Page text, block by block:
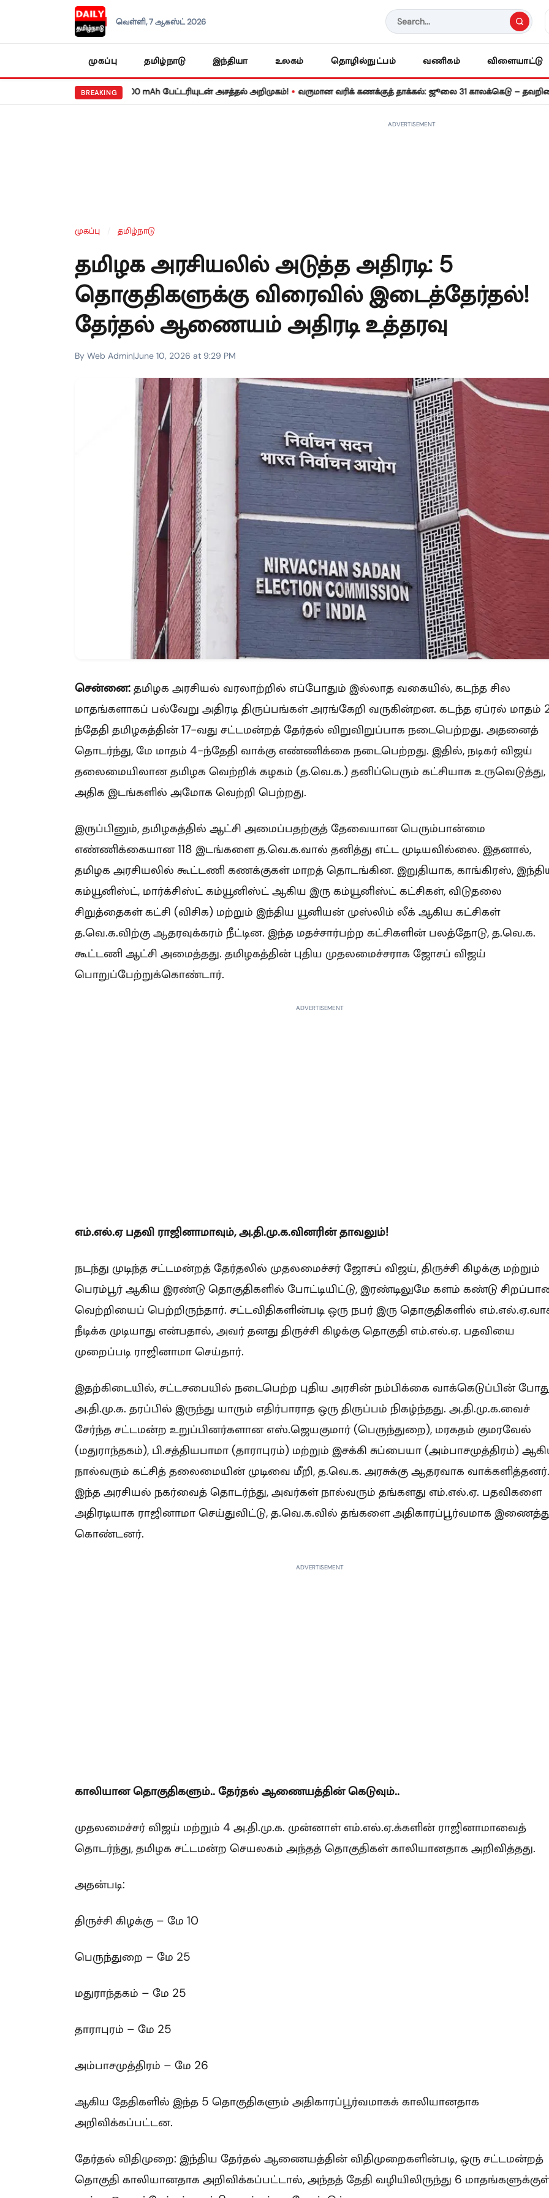
வெள்ளி, 7 ஆகஸ்ட் 2026
முகப்பு தமிழ்நாடு இந்தியா உலகம் தொழில்நுட்பம் வணிகம் விளையாட்டு
BREAKING
நோட் 17 5ஜி: 8,000 mAh பேட்டரியுடன் அசத்தல் அறிமுகம்! • வருமான வரிக் கணக்குத் தாக்கல்: ஜூலை 31 காலக்கெடு – தவறினால்
ADVERTISEMENT
முகப்பு தமிழ்நாடு
தமிழக அரசியலில் அடுத்த அதிரடி: 5
தொகுதிகளுக்கு விரைவில் இடைத்தேர்தல்!
தேர்தல் ஆணையம் அதிரடி உத்தரவு
By Web Admin|June 10, 2026 at 9:29 PM
சென்னை: தமிழக அரசியல் வரலாற்றில் எப்போதும் இல்லாத வகையில், கடந்த சில
மாதங்களாகப் பல்வேறு அதிரடி திருப்பங்கள் அரங்கேறி வருகின்றன. கடந்த ஏப்ரல் மாதம்
ந்தேதி தமிழகத்தின் 17-வது சட்டமன்றத் தேர்தல் விறுவிறுப்பாக நடைபெற்றது. அதனைத்
தொடர்ந்து, மே மாதம் 4-ந்தேதி வாக்கு எண்ணிக்கை நடைபெற்றது. இதில், நடிகர் விஜய்
தலைமையிலான தமிழக வெற்றிக் கழகம் (த.வெ.க.) தனிப்பெரும் கட்சியாக உருவெடுத்து,
அதிக இடங்களில் அமோக வெற்றி பெற்றது.
இருப்பினும், தமிழகத்தில் ஆட்சி அமைப்பதற்குத் தேவையான பெரும்பான்மை
எண்ணிக்கையான 118 இடங்களை த.வெ.க.வால் தனித்து எட்ட முடியவில்லை. இதனால்,
தமிழக அரசியலில் கூட்டணி கணக்குகள் மாறத் தொடங்கின. இறுதியாக, காங்கிரஸ்,
கம்யூனிஸ்ட், மார்க்சிஸ்ட் கம்யூனிஸ்ட் ஆகிய இரு கம்யூனிஸ்ட் கட்சிகள், விடுதலை
சிறுத்தைகள் கட்சி (விசிக) மற்றும் இந்திய யூனியன் முஸ்லிம் லீக் ஆகிய கட்சிகள்
த.வெ.க.விற்கு ஆதரவுக்கரம் நீட்டின. இந்த மதச்சார்பற்ற கட்சிகளின் பலத்தோடு, த.வெ.க.
கூட்டணி ஆட்சி அமைத்தது. தமிழகத்தின் புதிய முதலமைச்சராக ஜோசப் விஜய்
பொறுப்பேற்றுக்கொண்டார்.
ADVERTISEMENT
எம்.எல்.ஏ பதவி ராஜினாமாவும், அ.தி.மு.க.வினரின் தாவலும்!
நடந்து முடிந்த சட்டமன்றத் தேர்தலில் முதலமைச்சர் ஜோசப் விஜய், திருச்சி கிழக்கு மற்றும்
பெரம்பூர் ஆகிய இரண்டு தொகுதிகளில் போட்டியிட்டு, இரண்டிலுமே களம் கண்டு
வெற்றியைப் பெற்றிருந்தார். சட்டவிதிகளின்படி ஒரு நபர் இரு தொகுதிகளில்
நீடிக்க முடியாது என்பதால், அவர் தனது திருச்சி கிழக்கு தொகுதி எம்.எல்.ஏ. பதவியை
முறைப்படி ராஜினாமா செய்தார்.
இதற்கிடையில், சட்டசபையில் நடைபெற்ற புதிய அரசின் நம்பிக்கை வாக்கெடுப்பின்
அ.தி.மு.க. தரப்பில் இருந்து யாரும் எதிர்பாராத ஒரு திருப்பம் நிகழ்ந்தது. அ.தி.மு.க.வைச்
சேர்ந்த சட்டமன்ற உறுப்பினர்களான எஸ்.ஜெயகுமார் (பெருந்துறை), மரகதம் குமரவேல்
(மதுராந்தகம்), பி.சத்தியபாமா (தாராபுரம்) மற்றும் இசக்கி சுப்பையா (அம்பாசமுத்திரம்)
நால்வரும் கட்சித் தலைமையின் முடிவை மீறி, த.வெ.க. அரசுக்கு ஆதரவாக வாக்களித்தனர்.
இந்த அரசியல் நகர்வைத் தொடர்ந்து, அவர்கள் நால்வரும் தங்களது எம்.எல்.ஏ. பதவிகளை
அதிரடியாக ராஜினாமா செய்துவிட்டு, த.வெ.க.வில் தங்களை அதிகாரப்பூர்வமாக
கொண்டனர்.
ADVERTISEMENT
காலியான தொகுதிகளும்.. தேர்தல் ஆணையத்தின் கெடுவும்..
முதலமைச்சர் விஜய் மற்றும் 4 அ.தி.மு.க. முன்னாள் எம்.எல்.ஏ.க்களின் ராஜினாமாவைத்
தொடர்ந்து, தமிழக சட்டமன்ற செயலகம் அந்தத் தொகுதிகள் காலியானதாக அறிவித்தது.
அதன்படி:
திருச்சி கிழக்கு – மே 10
பெருந்துறை – மே 25
மதுராந்தகம் – மே 25
தாராபுரம் – மே 25
அம்பாசமுத்திரம் – மே 26
ஆகிய தேதிகளில் இந்த 5 தொகுதிகளும் அதிகாரப்பூர்வமாகக் காலியானதாக
அறிவிக்கப்பட்டன.
தேர்தல் விதிமுறை: இந்திய தேர்தல் ஆணையத்தின் விதிமுறைகளின்படி, ஒரு சட்டமன்றத்
தொகுதி காலியானதாக அறிவிக்கப்பட்டால், அந்தத் தேதி வழியிலிருந்து 6